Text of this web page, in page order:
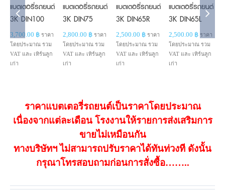
แบตเตอรี่รถยนต์
3K DIN100
3,700.00 ฿ ราคา
โดยประมาณ รวม
VAT และ เทิร์นลูก
เก่า
แบตเตอรี่รถยนต์
3K DIN75
2,800.00 ฿ ราคา
โดยประมาณ รวม
VAT และ เทิร์นลูก
เก่า
แบตเตอรี่รถยนต์
3K DIN65R
2,500.00 ฿ ราคา
โดยประมาณ รวม
VAT และ เทิร์นลูก
เก่า
แบตเตอรี่รถยนต์
3K DIN65L
2,500.00 ฿ ราคา
โดยประมาณ รวม
VAT และ เทิร์นลูก
เก่า
ราคาแบตเตอรี่รถยนต์เป็นราคาโดยประมาณ
เนื่องจากแต่ละเดือน โรงงานให้รายการส่งเสริมการ
ขายไม่เหมือนกัน
ทางบริษัทฯ ไม่สามารถปรับราคาได้ทันท่วงที ดังนั้น
กรุณาโทรสอบถามก่อนการสั่งซื้อ……..